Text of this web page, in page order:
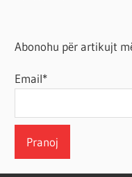
Abonohu për artikujt
Email*